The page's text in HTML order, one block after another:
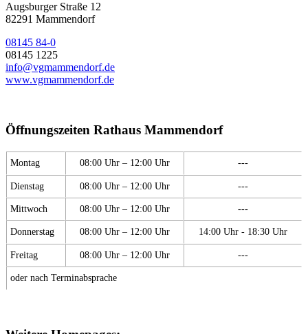
Augsburger Straße 12
82291 Mammendorf
08145 84-0
08145 1225
info@vgmammendorf.de
www.vgmammendorf.de
Öffnungszeiten Rathaus Mammendorf
Montag 08:00 Uhr – 12:00 Uhr ---
Dienstag 08:00 Uhr – 12:00 Uhr ---
Mittwoch 08:00 Uhr – 12:00 Uhr ---
Donnerstag 08:00 Uhr – 12:00 Uhr 14:00 Uhr - 18:30 Uhr
Freitag 08:00 Uhr – 12:00 Uhr ---
oder nach Terminabsprache